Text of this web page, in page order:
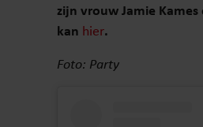
zijn vrouw Jamie Kames
kan hier.
Foto: Party